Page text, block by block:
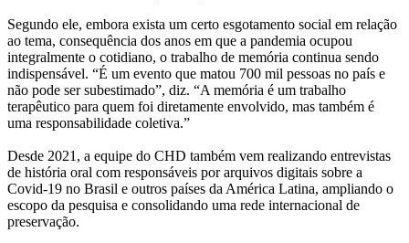
Segundo ele, embora exista um certo esgotamento social em relação
ao tema, consequência dos anos em que a pandemia ocupou
integralmente o cotidiano, o trabalho de memória continua sendo
indispensável. “É um evento que matou 700 mil pessoas no país e
não pode ser subestimado”, diz. “A memória é um trabalho
terapêutico para quem foi diretamente envolvido, mas também é
uma responsabilidade coletiva.”
Desde 2021, a equipe do CHD também vem realizando entrevistas
de história oral com responsáveis por arquivos digitais sobre a
Covid-19 no Brasil e outros países da América Latina, ampliando o
escopo da pesquisa e consolidando uma rede internacional de
preservação.